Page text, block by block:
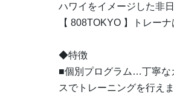
ハワイをイメージした非
【 808TOKYO 】トレー
◆特徴
■個別プログラム…丁寧な
スでトレーニングを行えま